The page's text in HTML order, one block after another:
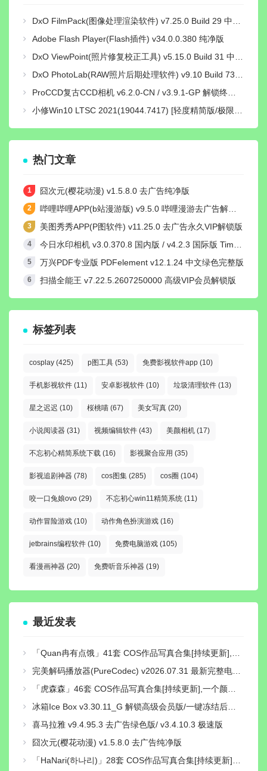
DxO FilmPack(图像处理渲染软件) v7.25.0 Build 29 中文绿色激活版
Adobe Flash Player(Flash插件) v34.0.0.380 纯净版
DxO ViewPoint(照片修复校正工具) v5.15.0 Build 31 中文绿色便携版
DxO PhotoLab(RAW照片后期处理软件) v9.10 Build 736 中文激活版
ProCCD复古CCD相机 v6.2.0-CN / v3.9.1-GP 解锁终身pro会员版
小修Win10 LTSC 2021(19044.7417) [轻度精简版/极限精简版]
热门文章
囧次元(樱花动漫) v1.5.8.0 去广告纯净版
哔哩哔哩APP(b站漫游版) v9.5.0 哔哩漫游去广告解除版权受限
美图秀秀APP(P图软件) v11.25.0 去广告永久VIP解锁版
今日水印相机 v3.0.370.8 国内版 / v4.2.3 国际版 Timemark高级VIP会员解锁版
万兴PDF专业版 PDFelement v12.1.24 中文绿色完整版
扫描全能王 v7.22.5.2607250000 高级VIP会员解锁版
标签列表
cosplay (425) p图工具 (53) 免费影视软件app (10)
手机影视软件 (11) 安卓影视软件 (10) 垃圾清理软件 (13)
星之迟迟 (10) 桜桃喵 (67) 美女写真 (20)
小说阅读器 (31) 视频编辑软件 (43) 美颜相机 (17)
不忘初心精简系统下载 (16) 影视聚合应用 (35)
影视追剧神器 (78) cos图集 (285) cos圈 (104)
咬一口兔娘ovo (29) 不忘初心win11精简系统 (11)
动作冒险游戏 (10) 动作角色扮演游戏 (16)
jetbrains编程软件 (10) 免费电脑游戏 (105)
看漫画神器 (20) 免费听音乐神器 (19)
最近发表
「Quan冉有点饿」41套 COS作品写真合集[持续更新],穿越时光的文化使者，传统与现代的完美融合！
完美解码播放器(PureCodec) v2026.07.31 最新完整电脑版 | 电脑播放器影音解码包
「虎森森」46套 COS作品写真合集[持续更新],一个颜值与才华并存的Coser小姐姐
冰箱Ice Box v3.30.11_G 解锁高级会员版/一键冻结后台运行/省电省流
喜马拉雅 v9.4.95.3 去广告绿色版/ v3.4.10.3 极速版
囧次元(樱花动漫) v1.5.8.0 去广告纯净版
「HaNari(하나리)」28套 COS作品写真合集[持续更新]，魅力模特与音乐魔法师的双重身份